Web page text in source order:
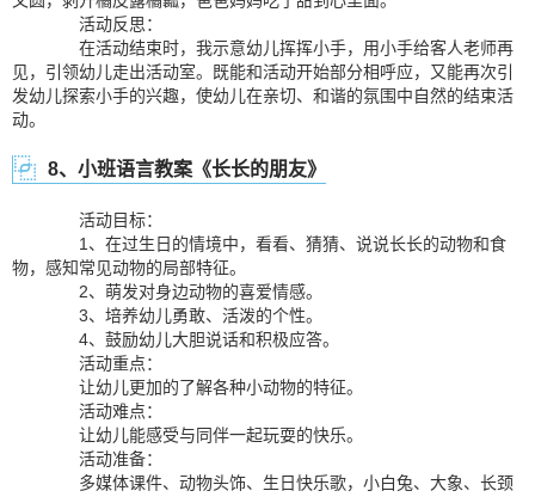
活动反思：
在活动结束时，我示意幼儿挥挥小手，用小手给客人老师再
见，引领幼儿走出活动室。既能和活动开始部分相呼应，又能再次引
发幼儿探索小手的兴趣，使幼儿在亲切、和谐的氛围中自然的结束活
动。
8、小班语言教案《长长的朋友》
活动目标：
1、在过生日的情境中，看看、猜猜、说说长长的动物和食
物，感知常见动物的局部特征。
2、萌发对身边动物的喜爱情感。
3、培养幼儿勇敢、活泼的个性。
4、鼓励幼儿大胆说话和积极应答。
活动重点：
让幼儿更加的了解各种小动物的特征。
活动难点：
让幼儿能感受与同伴一起玩耍的快乐。
活动准备：
多媒体课件、动物头饰、生日快乐歌，小白兔、大象、长颈